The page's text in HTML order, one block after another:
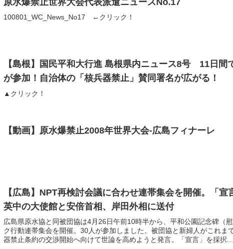
原水爆禁止世界大会代表派遣ニュースNo.17
100801_WC_News_No17 ←クリック！
【島根】国民平和大行進 島根県内ニュース8号 11日間
が参加！自治体の「核兵器禁止」賛同署名が広がる！
▲クリック！
【動画】原水爆禁止2008年世界大会‐広島フィナーレ
【広島】NPT再検討会議に合わせ連帯集会を開催。「宣
英中の大使館と安倍首相、岸田外相に送付
広島県原水協と同被団協は4月26日午前10時半から、平和公園記念碑（
ク行動連帯集会を開催。30人が参加しました。被団協と新婦人がこれま
器禁止条約の交渉開始へ向けて世論を高めようと発言。「宣言」を採択...